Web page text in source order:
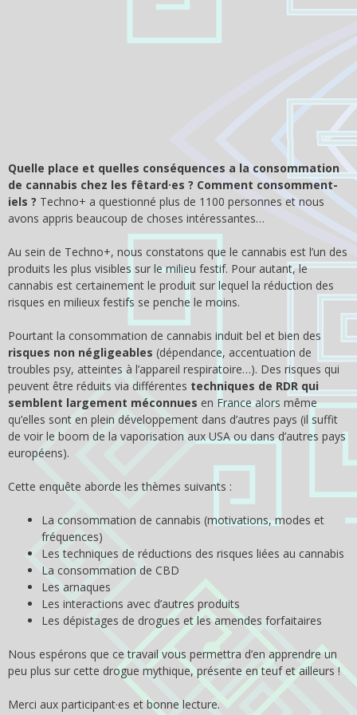
Quelle place et quelles conséquences a la consommation
de cannabis chez les fêtard·es ? Comment consomment-
iels ? Techno+ a questionné plus de 1100 personnes et nous
avons appris beaucoup de choses intéressantes…
Au sein de Techno+, nous constatons que le cannabis est l’un des
produits les plus visibles sur le milieu festif. Pour autant, le
cannabis est certainement le produit sur lequel la réduction des
risques en milieux festifs se penche le moins.
Pourtant la consommation de cannabis induit bel et bien des
risques non négligeables (dépendance, accentuation de
troubles psy, atteintes à l’appareil respiratoire…). Des risques qui
peuvent être réduits via différentes techniques de RDR qui
semblent largement méconnues en France alors même
qu’elles sont en plein développement dans d’autres pays (il suffit
de voir le boom de la vaporisation aux USA ou dans d’autres pays
européens).
Cette enquête aborde les thèmes suivants :
La consommation de cannabis (motivations, modes et
fréquences)
Les techniques de réductions des risques liées au cannabis
La consommation de CBD
Les arnaques
Les interactions avec d’autres produits
Les dépistages de drogues et les amendes forfaitaires
Nous espérons que ce travail vous permettra d’en apprendre un
peu plus sur cette drogue mythique, présente en teuf et ailleurs !
Merci aux participant·es et bonne lecture.